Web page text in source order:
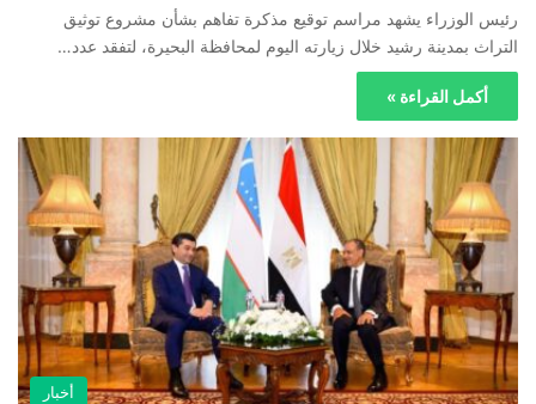
رئيس الوزراء يشهد مراسم توقيع مذكرة تفاهم بشأن مشروع توثيق
التراث بمدينة رشيد خلال زيارته اليوم لمحافظة البحيرة، لتفقد عدد…
أكمل القراءة »
أخبار